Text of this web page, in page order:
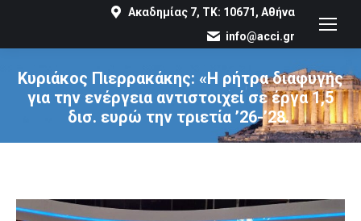
Ακαδημίας 7, ΤΚ: 10671, Αθήνα
info@acci.gr
Κυριάκος Πιερρακάκης: «Η ρήτρα διαφυγής
για την ενέργεια αντιστοιχεί σε έργα 1,5
δισ. ευρώ την τριετία ’26-’28.
You are here: